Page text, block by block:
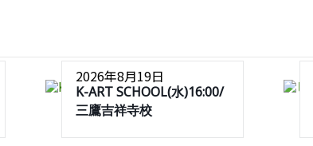
2026年8月19日
K-ART SCHOOL(水)16:00/
三鷹吉祥寺校